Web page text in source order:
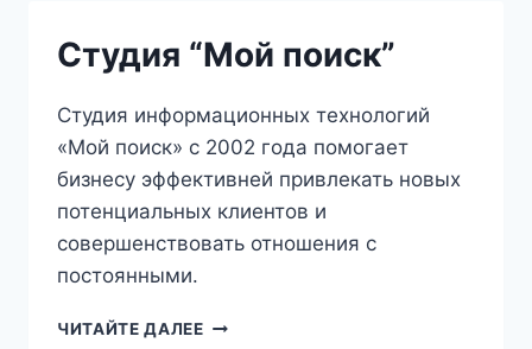
Студия “Мой поиск”
Студия информационных технологий
«Мой поиск» с 2002 года помогает
бизнесу эффективней привлекать новых
потенциальных клиентов и
совершенствовать отношения с
постоянными.
ЧИТАЙТЕ ДАЛЕЕСТУДИЯ